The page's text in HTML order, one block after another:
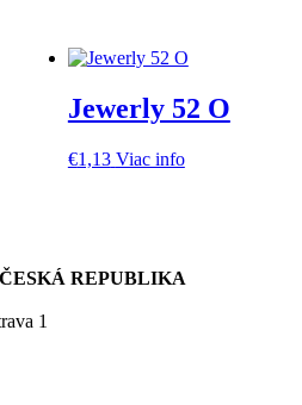
Jewerly 52 O
€1,13 Viac info
REPUBLIKA
1